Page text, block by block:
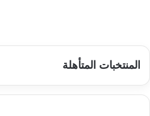
المنتخبات المتأهلة